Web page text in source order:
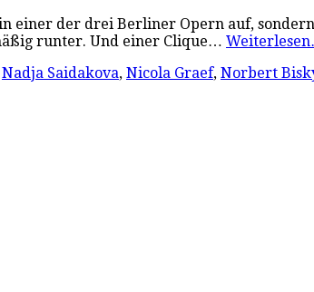
einer der drei Berliner Opern auf,
runter. Und einer Clique…
Nadja Saidakova, Nicola Graef, Norbert